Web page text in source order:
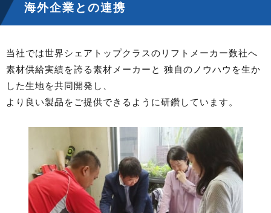
海外企業との連携
当社では世界シェアトップクラスのリフトメーカー数社へ
素材供給実績を誇る素材メーカーと 独自のノウハウを生か
した生地を共同開発し、
より良い製品をご提供できるように研鑽しています。